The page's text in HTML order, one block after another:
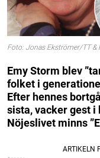
Foto: Jonas Ekströmer/TT &
Emy Storm blev
folket i
Efter hennes
sista, vacker gest i
Nöjeslivet minns